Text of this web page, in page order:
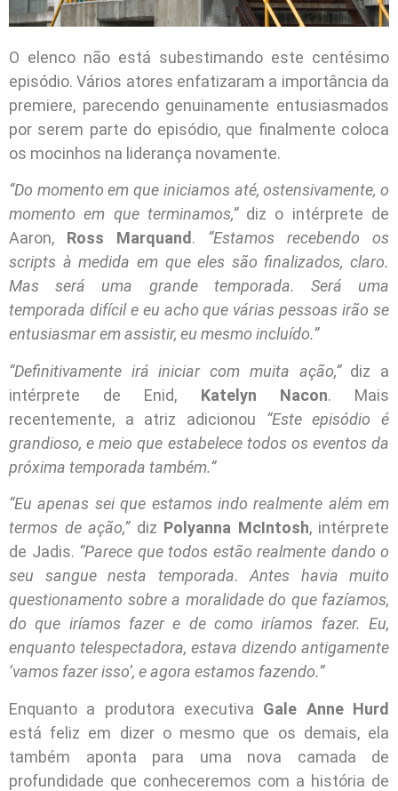
O elenco não está subestimando este centésimo
episódio. Vários atores enfatizaram a importância da
premiere, parecendo genuinamente entusiasmados
por serem parte do episódio, que finalmente coloca
os mocinhos na liderança novamente.
“Do momento em que iniciamos até, ostensivamente, o
momento em que terminamos,”diz o intérprete de
Aaron, Ross Marquand. “Estamos recebendo os
scripts à medida em que eles são finalizados, claro.
Mas será uma grande temporada. Será uma
temporada difícil e eu acho que várias pessoas irão se
entusiasmar em assistir, eu mesmo incluído.”
“Definitivamente irá iniciar com muita ação,”diz a
intérprete de Enid, Katelyn Nacon. Mais
recentemente, a atriz adicionou “Este episódio é
grandioso, e meio que estabelece todos os eventos da
próxima temporada também.”
“Eu apenas sei que estamos indo realmente além em
termos de ação,”diz Polyanna McIntosh, intérprete
de Jadis. “Parece que todos estão realmente dando o
seu sangue nesta temporada. Antes havia muito
questionamento sobre a moralidade do que fazíamos,
do que iríamos fazer e de como iríamos fazer. Eu,
enquanto telespectadora, estava dizendo antigamente
‘vamos fazer isso’, e agora estamos fazendo.”
Enquanto a produtora executiva Gale Anne Hurd
está feliz em dizer o mesmo que os demais, ela
também aponta para uma nova camada de
profundidade que conheceremos com a história de